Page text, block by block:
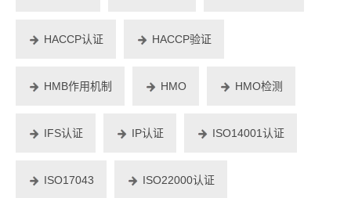
HACCP认证 HACCP验证
HMB作用机制 HMO HMO检测
IFS认证 IP认证 ISO14001认证
ISO17043 ISO22000认证